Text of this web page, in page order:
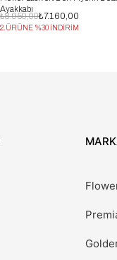
Ayakkabı
₺7.160,00
₺8.950,00
2.ÜRÜNE %30 İNDİRİM